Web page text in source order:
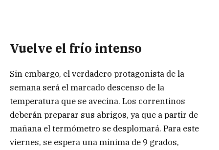
Vuelve el frío intenso
Sin embargo, el verdadero protagonista de la
semana será el marcado descenso de la
temperatura que se avecina. Los correntinos
deberán preparar sus abrigos, ya que a partir de
mañana el termómetro se desplomará. Para este
viernes, se espera una mínima de 9 grados,